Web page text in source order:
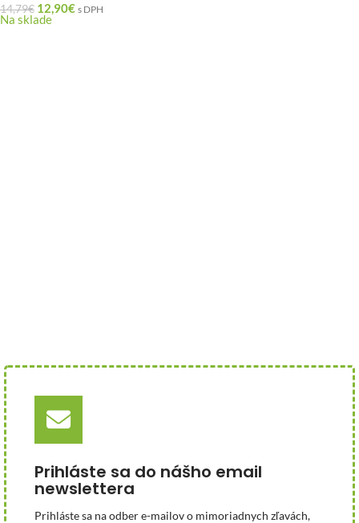
14,79€ 12,90€ s DPH
Na sklade
Prihláste sa do nášho email
newslettera
Prihláste sa na odber e-mailov o mimoriadnych zľavách,